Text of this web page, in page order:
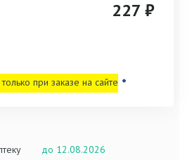
227 ₽
при заказе на сайте *
до 12.08.2026